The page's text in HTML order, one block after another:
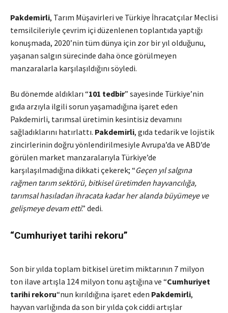
Pakdemirli, Tarım Müşavirleri ve Türkiye İhracatçılar Meclisi
temsilcileriyle çevrim içi düzenlenen toplantıda yaptığı
konuşmada, 2020’nin tüm dünya için zor bir yıl olduğunu,
yaşanan salgın sürecinde daha önce görülmeyen
manzaralarla karşılaşıldığını söyledi.
Bu dönemde aldıkları “101 tedbir” sayesinde Türkiye’nin
gıda arzıyla ilgili sorun yaşamadığına işaret eden
Pakdemirli, tarımsal üretimin kesintisiz devamını
sağladıklarını hatırlattı. Pakdemirli, gıda tedarik ve lojistik
zincirlerinin doğru yönlendirilmesiyle Avrupa’da ve ABD’de
görülen market manzaralarıyla Türkiye’de
karşılaşılmadığına dikkati çekerek; “Geçen yıl salgına
rağmen tarım sektörü, bitkisel üretimden hayvancılığa,
tarımsal hasıladan ihracata kadar her alanda büyümeye ve
gelişmeye devam etti.” dedi.
“Cumhuriyet tarihi rekoru”
Son bir yılda toplam bitkisel üretim miktarının 7 milyon
ton ilave artışla 124 milyon tonu aştığına ve “Cumhuriyet
tarihi rekoru“nun kırıldığına işaret eden Pakdemirli,
hayvan varlığında da son bir yılda çok ciddi artışlar